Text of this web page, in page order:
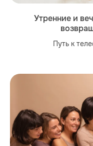
Утренние и
Путь к